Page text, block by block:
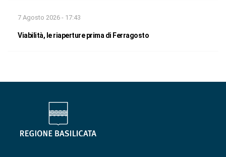
7 Agosto 2026 - 17:43
Viabilità, le riaperture prima di Ferragosto